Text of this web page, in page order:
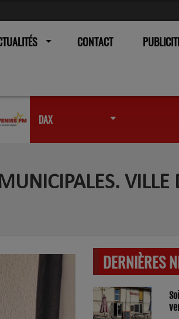
CONTACT
DAX
VILLE
DERNIÈRES